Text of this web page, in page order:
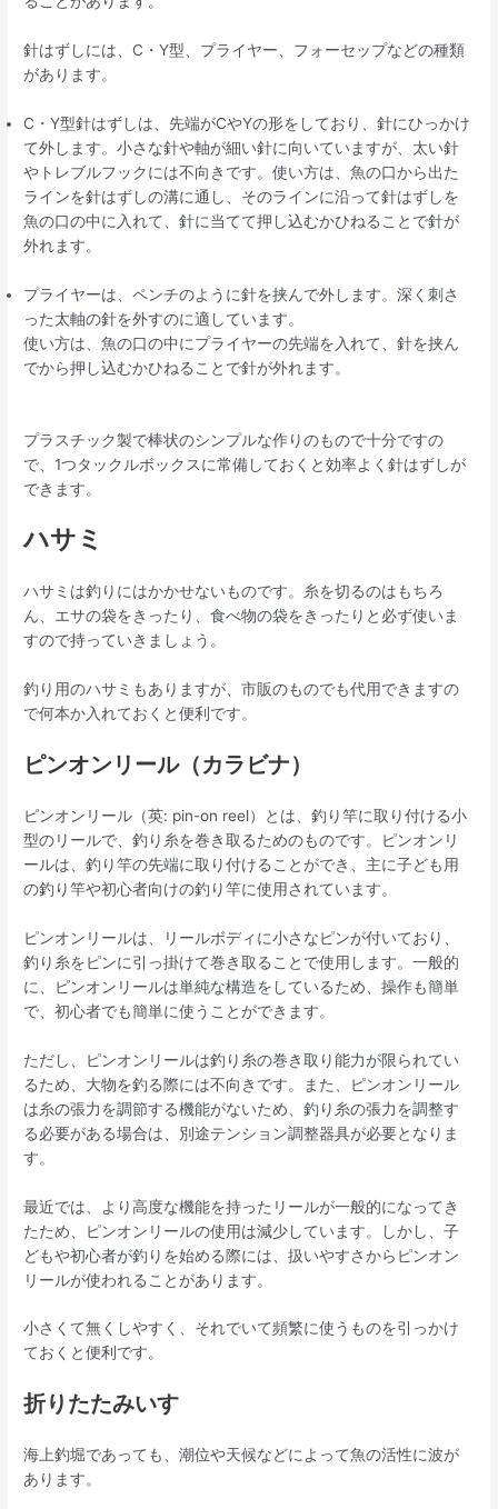
針はずしには、C・Y型、プライヤー、フォーセップなどの種類
があります。
C・Y型針はずしは、先端がCやYの形をしており、針にひっかけ
て外します。小さな針や軸が細い針に向いていますが、太い針
やトレブルフックには不向きです。使い方は、魚の口から出た
ラインを針はずしの溝に通し、そのラインに沿って針はずしを
魚の口の中に入れて、針に当てて押し込むかひねることで針が
外れます。
プライヤーは、ペンチのように針を挟んで外します。深く刺さ
った太軸の針を外すのに適しています。
使い方は、魚の口の中にプライヤーの先端を入れて、針を挟ん
でから押し込むかひねることで針が外れます。
プラスチック製で棒状のシンプルな作りのもので十分ですの
で、1つタックルボックスに常備しておくと効率よく針はずしが
できます。
ハサミ
ハサミは釣りにはかかせないものです。糸を切るのはもちろ
ん、エサの袋をきったり、食べ物の袋をきったりと必ず使いま
すので持っていきましょう。
釣り用のハサミもありますが、市販のものでも代用できますの
で何本か入れておくと便利です。
ピンオンリール（カラビナ）
ピンオンリール（英: pin-on reel）とは、釣り竿に取り付ける小
型のリールで、釣り糸を巻き取るためのものです。ピンオンリ
ールは、釣り竿の先端に取り付けることができ、主に子ども用
の釣り竿や初心者向けの釣り竿に使用されています。
ピンオンリールは、リールボディに小さなピンが付いており、
釣り糸をピンに引っ掛けて巻き取ることで使用します。一般的
に、ピンオンリールは単純な構造をしているため、操作も簡単
で、初心者でも簡単に使うことができます。
ただし、ピンオンリールは釣り糸の巻き取り能力が限られてい
るため、大物を釣る際には不向きです。また、ピンオンリール
は糸の張力を調節する機能がないため、釣り糸の張力を調整す
る必要がある場合は、別途テンション調整器具が必要となりま
す。
最近では、より高度な機能を持ったリールが一般的になってき
たため、ピンオンリールの使用は減少しています。しかし、子
どもや初心者が釣りを始める際には、扱いやすさからピンオン
リールが使われることがあります。
小さくて無くしやすく、それでいて頻繁に使うものを引っかけ
ておくと便利です。
折りたたみいす
海上釣堀であっても、潮位や天候などによって魚の活性に波が
あります。